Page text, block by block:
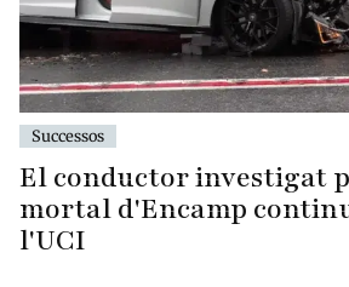
Successos
El conductor investigat
mortal d'Encamp
l'UCI